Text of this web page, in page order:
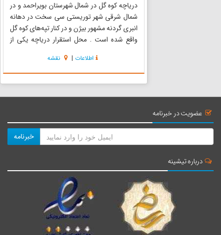
دریاچه کوه گل در شمال شهرستان بویراحمد و در
شمال شرقی شهر توریستی سی سخت در دهانه
انبری گردنه مشهور بیژن و در کنار تپه‌های کوه گل
واقع شده است . محل استقرار دریاچه یکی از
تابستان از انواع گل‌های شقایق و گیاهان وحشی و
همچنین آویشن خوش عطر کوهستان...
اطلاعات | نقشه
عضویت در خبرنامه
خبرنامه
درباره تیشینه